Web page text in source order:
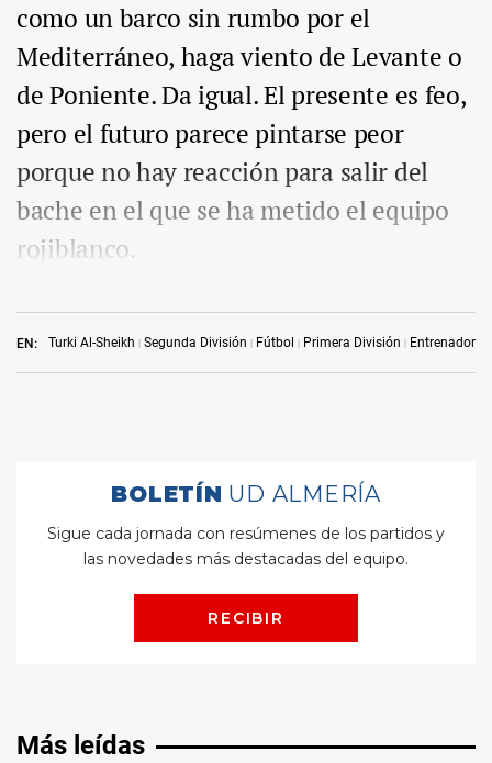
EN: Turki Al-Sheikh Segunda División Fútbol Primera División Entrenadores
como un barco sin rumbo por el
Mediterráneo, haga viento de Levante o
de Poniente. Da igual. El presente es feo,
pero el futuro parece pintarse peor
porque no hay reacción para salir del
bache en el que se ha metido el equipo
rojiblanco.
Más leídas